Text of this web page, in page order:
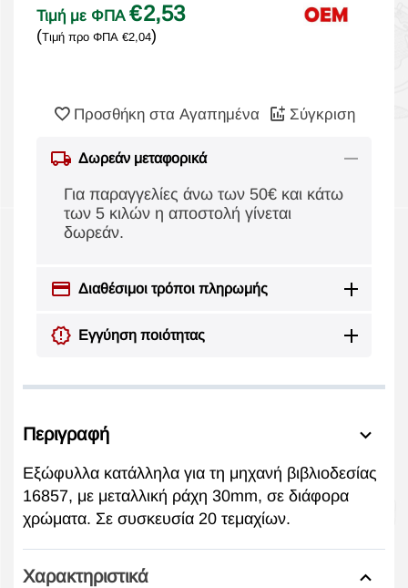
Τιμή με ΦΠΑ €2,53
(Τιμή προ ΦΠΑ €2,04)
Προσθήκη στα Αγαπημένα Σύγκριση
Δωρεάν μεταφορικά
Για παραγγελίες άνω των 50€ και κάτω
των 5 κιλών η αποστολή γίνεται
δωρεάν.
Διαθέσιμοι τρόποι πληρωμής
Εγγύηση ποιότητας
Περιγραφή
Εξώφυλλα κατάλληλα για τη μηχανή βιβλιοδεσίας
16857, με μεταλλική ράχη 30mm, σε διάφορα
χρώματα. Σε συσκευσία 20 τεμαχίων.
Χαρακτηριστικά